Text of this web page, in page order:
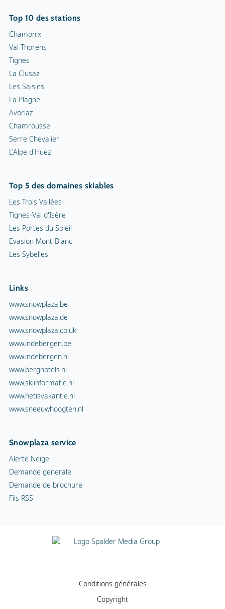
Top 10 des stations
Chamonix
Val Thorens
Tignes
La Clusaz
Les Saisies
La Plagne
Avoriaz
Chamrousse
Serre Chevalier
L'Alpe d'Huez
Top 5 des domaines skiables
Les Trois Vallées
Tignes-Val d'Isère
Les Portes du Soleil
Evasion Mont-Blanc
Les Sybelles
Links
www.snowplaza.be
www.snowplaza.de
www.snowplaza.co.uk
www.indebergen.be
www.indebergen.nl
www.berghotels.nl
www.skiinformatie.nl
www.hetisvakantie.nl
www.sneeuwhoogten.nl
Snowplaza service
Alerte Neige
Demande generale
Demande de brochure
Fils RSS
Conditions générales
Copyright